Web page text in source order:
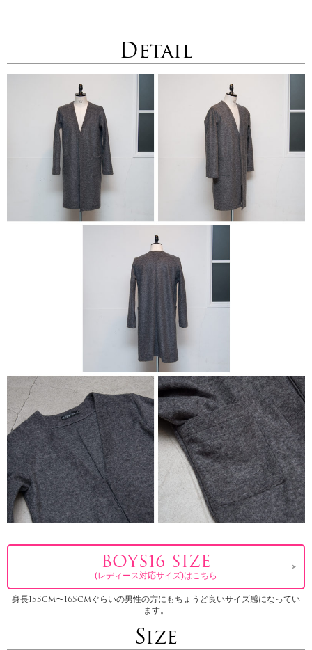
Detail
BOYS16 SIZE
(レディース対応サイズ)はこちら
身長155cm〜165cmぐらいの男性の方にもちょうど良いサイズ感になってい
ます。
Size